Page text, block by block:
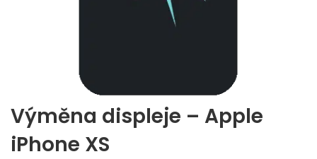
Výměna displeje – Apple
iPhone XS